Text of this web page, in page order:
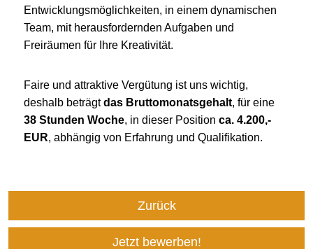
Entwicklungsmöglichkeiten, in einem dynamischen
Team, mit herausfordernden Aufgaben und
Freiräumen für Ihre Kreativität.
Faire und attraktive Vergütung ist uns wichtig,
deshalb beträgtdas Bruttomonatsgehalt, für eine
38 Stunden Woche, in dieser Position ca. 4.200,-
EUR, abhängig von Erfahrung und Qualifikation.
Zurück
Jetzt bewerben!